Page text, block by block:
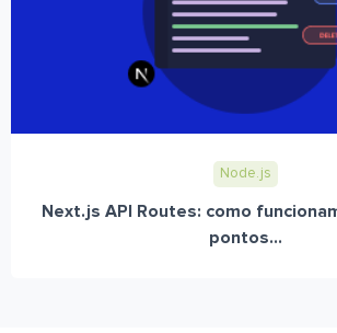
Node.js
Next.js API Routes: como
pontos...